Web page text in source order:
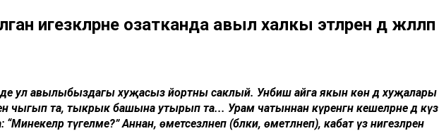
игезәкләрне озатканда авыл халкы этләрен дә жәлләп
ул авылыбыздагы хуҗасыз йортны саклый. Унбиш айга якын көн дә хуҗалары
чыгып та, тыкрык башына утырып та... Урам чатыннан күренгән кешеләрне дә күз
түгелме?” Аннан, өметсезләнеп (бәлки, өметләнеп), кабат үз нигезләренә